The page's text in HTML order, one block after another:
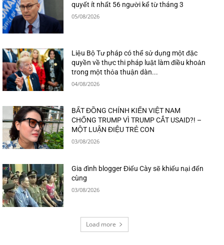
quyết ít nhất 56 người kể từ tháng 3
05/08/2026
Liệu Bộ Tư pháp có thể sử dụng một đặc
quyền về thực thi pháp luật làm điều khoản
trong một thỏa thuận dàn...
04/08/2026
BẤT ĐỒNG CHÍNH KIẾN VIỆT NAM
CHỐNG TRUMP VÌ TRUMP CẮT USAID?! –
MỘT LUẬN ĐIỆU TRẺ CON
03/08/2026
Gia đình blogger Điếu Cày sẽ khiếu nại đến
cùng
03/08/2026
Load more